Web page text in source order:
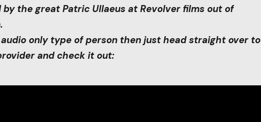
the great Patric Ullaeus at Revolver films out of
only type of person then just head straight over to
and check it out: